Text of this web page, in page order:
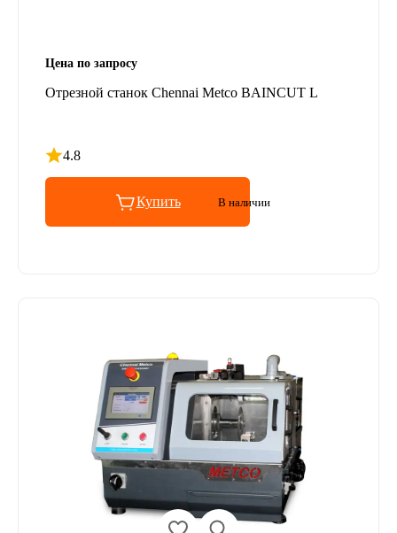
Цена по запросу
Отрезной станок Chennai Metco BAINCUT L
4.8
Рейтинг 4.8 из 5
Купить В наличии